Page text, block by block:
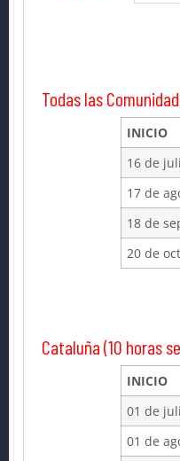
Todas las
INICIO
16 de
17 de
18 de
20 de
Cataluña (10 horas
INICIO
01 de
01 de